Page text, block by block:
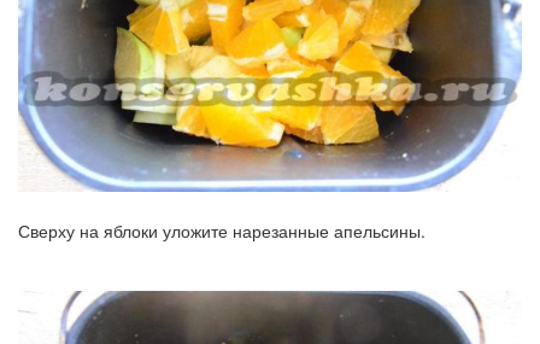
Сверху на яблоки уложите нарезанные апельсины.